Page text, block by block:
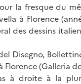
la fresque du
à Florence
des dessins
Disegno,
(Galleria
à droite à la